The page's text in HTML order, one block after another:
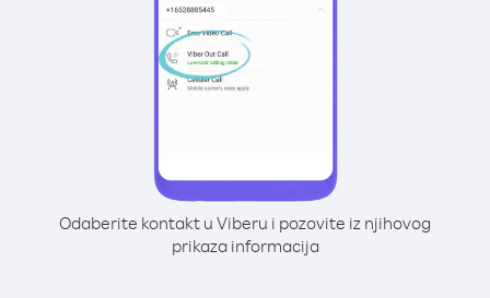
Odaberite kontakt u Viberu i pozovite iz njihovog
prikaza informacija